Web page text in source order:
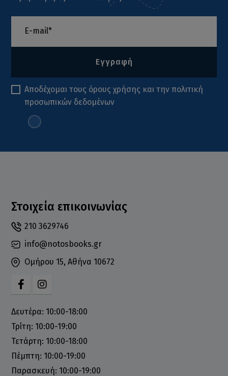
Εγγραφή
Αποδέχομαι τους όρους χρήσης και τηνπολιτική
προσωπικών δεδομένων
Στοιχεία επικοινωνίας
210 3629746
info@notosbooks.gr
Ομήρου 15, Αθήνα 10672
Δευτέρα: 10:00-18:00
Τρίτη: 10:00-19:00
Τετάρτη: 10:00-18:00
Πέμπτη: 10:00-19:00
Παρασκευή: 10:00-19:00